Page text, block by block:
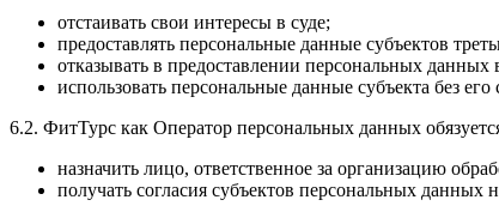
отстаивать свои интересы в суде;
предоставлять персональные данные субъектов
отказывать в предоставлении персональных данных
использовать персональные данные субъекта без
6.2. ФитТурс как Оператор персональных данных
назначить лицо, ответственное за организацию
получать согласия субъектов персональных